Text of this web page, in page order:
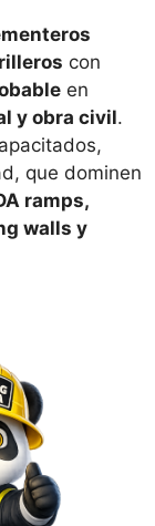
con
en
y obra civil.
que dominen
ramps,
walls y